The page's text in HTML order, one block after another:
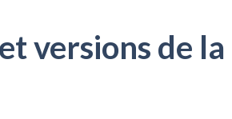
versions de